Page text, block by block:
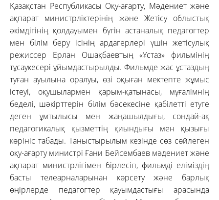
Қазақстан Республикасы Оқу-ағарту, Мәдениет және
ақпарат министрліктерінің және Жетісу облыстық
әкімдігінің қолдауымен бүгін астаналық педагогтер
мен білім беру ісінің ардагерлері үшін жетісулық
режиссер Ерлан Ошақбаевтың «Ұстаз» фильмінің
тұсаукесері ұйымдастырылды. Фильмде жас ұстаздың
туған ауылына оралуы, өзі оқыған мектепте жұмыс
істеуі, оқушылармен қарым-қатынасы, мұғалімнің
беделі, шәкірттерін білім бәсекесіне қабілетті етуге
деген ұмтылысы мен жаңашылдығы, сондай-ақ
педагогикалық қызметтің қиындығы мен қызығы
көрініс табады. Таныстырылым кезінде сөз сөйлеген
оқу-ағарту министрі Ғани Бейсембаев мәдениет және
ақпарат министрлігімен бірлесіп, фильмді еліміздің
басты телеарналарынан көрсету және барлық
өңірлерде педагогтер қауымдастығы арасында